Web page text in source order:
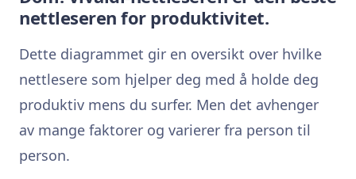
nettleseren for produktivitet.
Dette diagrammet gir en oversikt over hvilke
nettlesere som hjelper deg med å holde deg
produktiv mens du surfer. Men det avhenger
av mange faktorer og varierer fra person til
person.